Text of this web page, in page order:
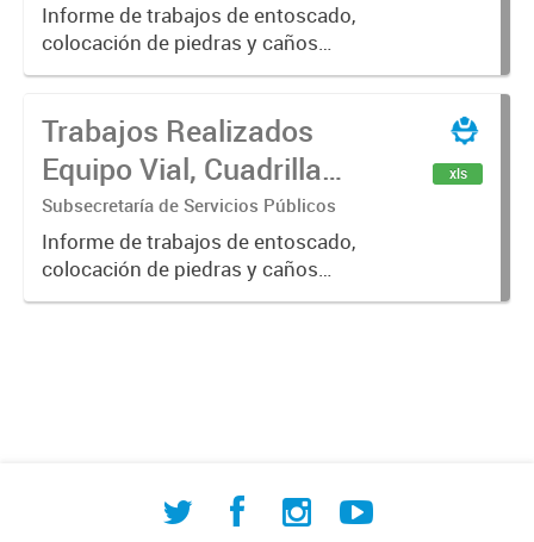
Informe de trabajos de entoscado,
colocación de piedras y caños
(zanjeo - cruce de calles) Informe
construcción, colocación de tapa
registro, reparación...
Trabajos Realizados
Equipo Vial, Cuadrilla
Bacheo, Servicio
Eléctrico - Noviembre
2021
Subsecretaría de Servicios Públicos
Informe de trabajos de entoscado,
colocación de piedras y caños
(zanjeo - cruce de calles) Informe
xls